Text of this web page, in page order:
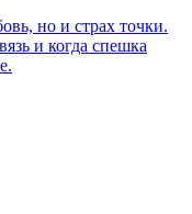
но и страх точки.
и когда спешка